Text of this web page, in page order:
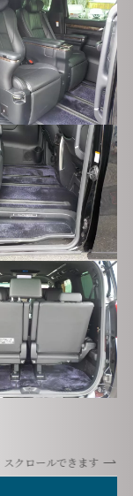
スクロールできます